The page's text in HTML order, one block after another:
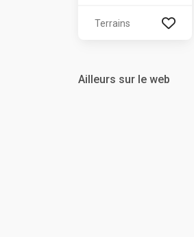
Terrains
Ailleurs sur le web